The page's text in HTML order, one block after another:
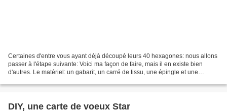
Certaines d'entre vous ayant déjà découpé leurs 40 hexagones: nous allons
passer à l'étape suivante: Voici ma façon de faire, mais il en existe bien
d'autres. Le matériel: un gabarit, un carré de tissu, une épingle et une
DIY, une carte de voeux Star